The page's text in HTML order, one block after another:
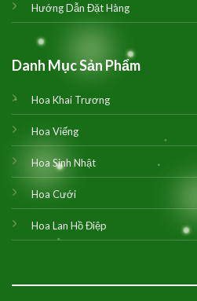
Hướng Dẫn Đặt Hàng
Danh Mục Sản Phẩm
Hoa Khai Trương
Hoa Viếng
Hoa Sinh Nhật
Hoa Cưới
Hoa Lan Hồ Điệp